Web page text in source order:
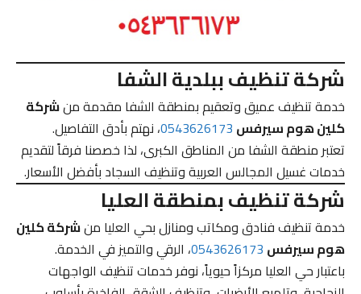
شركة تنظيف ببلدية الشفا
خدمة تنظيف عميق وتعقيم بمنطقة الشفا مقدمة منشركة
كلين هوم سيرفس0543626173، نهتم بأدق التفاصيل.
تعتبر منطقة الشفا من المناطق الكبرى، لذا خصصنا فرقاً لتقديم
خدمات غسيل المجالس العربية وتنظيف السجاد بأفضل الأسعار.
شركة تنظيف بمنطقة العليا
خدمة تنظيف فنادق ومكاتب ومنازل بحي العليا منشركة كلين
هوم سيرفس0543626173، الرقي والتميز في الخدمة.
باعتبار حي العليا مركزاً حيوياً، نوفر خدمات تنظيف الواجهات